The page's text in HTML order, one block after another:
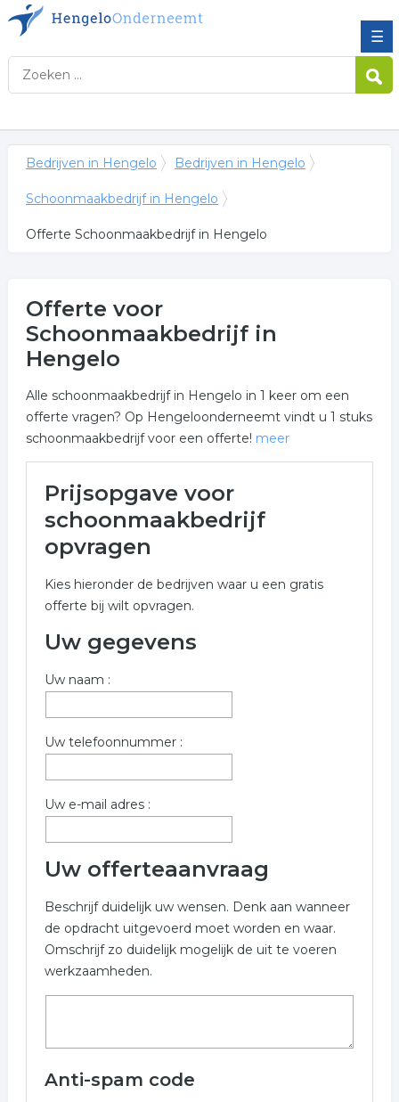
☰
Bedrijven in Hengelo Bedrijven in Hengelo
Schoonmaakbedrijf in Hengelo
Offerte Schoonmaakbedrijf in Hengelo
Offerte voor
Schoonmaakbedrijf in
Hengelo
Alle schoonmaakbedrijf in Hengelo in 1 keer om een
offerte vragen? Op Hengeloonderneemt vindt u 1 stuks
schoonmaakbedrijf voor een offerte! meer
in Hengelo
Onderstaand vindt u een overzicht van alle
schoonmaakbedrijf gerelateerde bedrijven in de
omgeving van Hengelo voor een vrijblijvende aanvraag.
Meer informatie betreffende schoonmaakbedrijf in
Hengelo kunt u opvragen met onderstaand offerte
formulier. De bedrijven zijn een koppeling tussen
schoonmaakbedrijf in Hengelo
Trefwoorden:
schoonmaak reiniging schoonmaakster
interieurverzorging
Prijsopgave voor
schoonmaakbedrijf
opvragen
Kies hieronder de bedrijven waar u een gratis
offerte bij wilt opvragen.
Uw gegevens
Uw naam :
Uw telefoonnummer :
Uw e-mail adres :
Uw offerteaanvraag
Beschrijf duidelijk uw wensen. Denk aan wanneer
de opdracht uitgevoerd moet worden en waar.
Omschrijf zo duidelijk mogelijk de uit te voeren
werkzaamheden.
Anti-spam code